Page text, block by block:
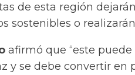
de esta región
sostenibles o
afirmó que “este
y se debe convertir en